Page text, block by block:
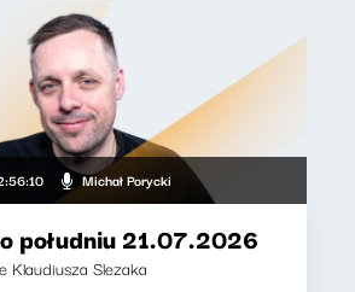
Michał Porycki
południu 21.07.2026
Slezaka